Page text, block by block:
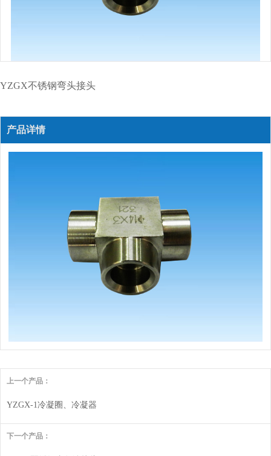
YZGX不锈钢弯头接头
产品详情
上一个产品：
YZGX-1冷凝圈、冷凝器
下一个产品：